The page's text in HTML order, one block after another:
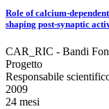
Role of calcium-
shaping post-synaptic
CAR_RIC - Bandi
Progetto
Responsabile
2009
24 mesi